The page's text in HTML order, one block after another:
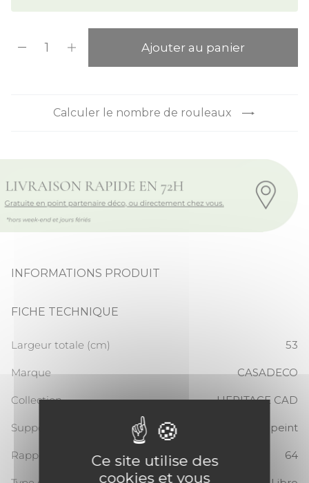
Ajouter au panier
Calculer le nombre de rouleaux
INFORMATIONS PRODUIT
FICHE TECHNIQUE
Largeur totale (cm) 53
Marque CASADECO
Collection HERITAGE CAD
Support Papier peint
Rapport Vertical 64
Ce site utilise des
cookies et vous